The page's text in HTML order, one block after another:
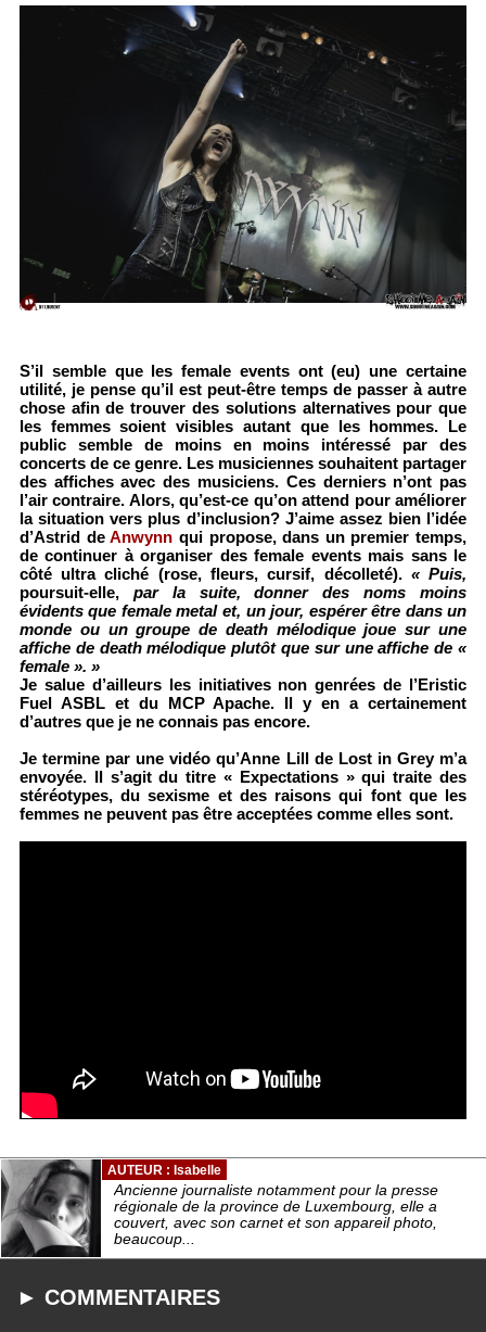
S’il semble que les female events ont (eu) une certaine
utilité, je pense qu’il est peut-être temps de passer à autre
chose afin de trouver des solutions alternatives pour que
les femmes soient visibles autant que les hommes. Le
public semble de moins en moins intéressé par des
concerts de ce genre. Les musiciennes souhaitent partager
des affiches avec des musiciens. Ces derniers n’ont pas
l’air contraire. Alors, qu’est-ce qu’on attend pour améliorer
la situation vers plus d’inclusion? J’aime assez bien l’idée
d’Astrid deAnwynn qui propose, dans un premier temps,
de continuer à organiser des female events mais sans le
côté ultra cliché (rose, fleurs, cursif, décolleté). « Puis,
poursuit-elle, par la suite, donner des noms moins
évidents que female metal et, un jour, espérer être dans un
monde ou un groupe de death mélodique joue sur une
affiche de death mélodique plutôt que sur une affiche de «
female ». »
Je salue d’ailleurs les initiatives non genrées de l’Eristic
Fuel ASBL et du MCP Apache. Il y en a certainement
d’autres que je ne connais pas encore.
Je termine par une vidéo qu’Anne Lill de Lost in Grey m’a
envoyée. Il s’agit du titre « Expectations » qui traite des
stéréotypes, du sexisme et des raisons qui font que les
femmes ne peuvent pas être acceptées comme elles sont.
AUTEUR : Isabelle
Ancienne journaliste notamment pour la presse
régionale de la province de Luxembourg, elle a
couvert, avec son carnet et son appareil photo,
beaucoup...
► COMMENTAIRES